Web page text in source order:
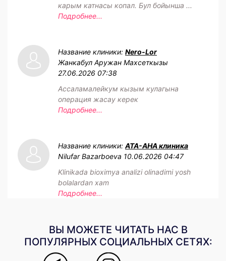
карым катнасы копал. Бул бойынша ...
Подробнее...
Название клиники: Nero-Lor
Жанкабул Аружан Махсеткызы
27.06.2026 07:38
Ассаламалейкум кызым кулагына
операция жасау керек
Подробнее...
Название клиники:АТА-АНА клиника
Nilufar Bazarboeva 10.06.2026 04:47
Klinikada bioximya analizi olinadimi yosh
bolalardan xam
Подробнее...
ВЫ МОЖЕТЕ ЧИТАТЬ НАС В
ПОПУЛЯРНЫХ СОЦИАЛЬНЫХ СЕТЯХ: